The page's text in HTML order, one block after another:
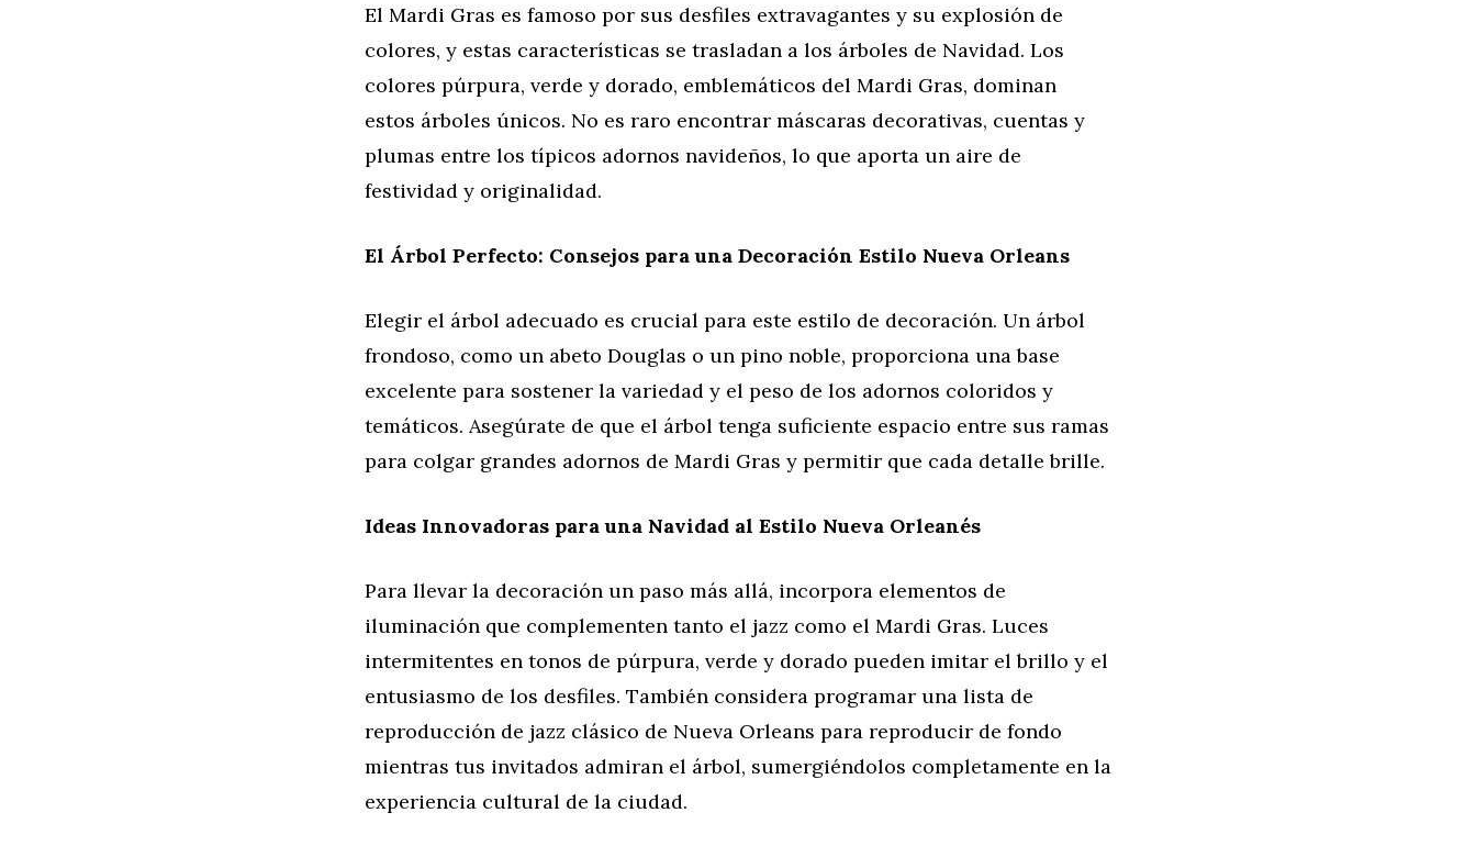
El Mardi Gras es famoso por sus desfiles extravagantes y su explosión de
colores, y estas características se trasladan a los árboles de Navidad. Los
colores púrpura, verde y dorado, emblemáticos del Mardi Gras, dominan
estos árboles únicos. No es raro encontrar máscaras decorativas, cuentas y
plumas entre los típicos adornos navideños, lo que aporta un aire de
festividad y originalidad.
El Árbol Perfecto: Consejos para una Decoración Estilo Nueva Orleans
Elegir el árbol adecuado es crucial para este estilo de decoración. Un árbol
frondoso, como un abeto Douglas o un pino noble, proporciona una base
excelente para sostener la variedad y el peso de los adornos coloridos y
temáticos. Asegúrate de que el árbol tenga suficiente espacio entre sus ramas
para colgar grandes adornos de Mardi Gras y permitir que cada detalle brille.
Ideas Innovadoras para una Navidad al Estilo Nueva Orleanés
Para llevar la decoración un paso más allá, incorpora elementos de
iluminación que complementen tanto el jazz como el Mardi Gras. Luces
intermitentes en tonos de púrpura, verde y dorado pueden imitar el brillo y el
entusiasmo de los desfiles. También considera programar una lista de
reproducción de jazz clásico de Nueva Orleans para reproducir de fondo
mientras tus invitados admiran el árbol, sumergiéndolos completamente en la
experiencia cultural de la ciudad.